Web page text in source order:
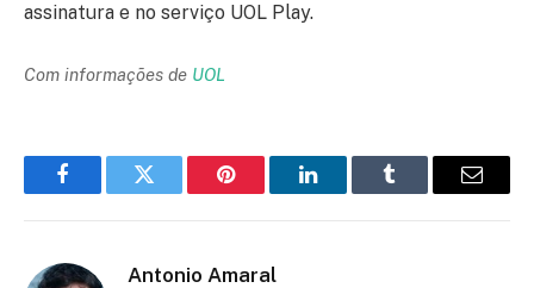
assinatura e no serviço UOL Play.
Com informações de UOL
FacebookTwitter Pinterest LinkedInTumblr Email
Antonio Amaral